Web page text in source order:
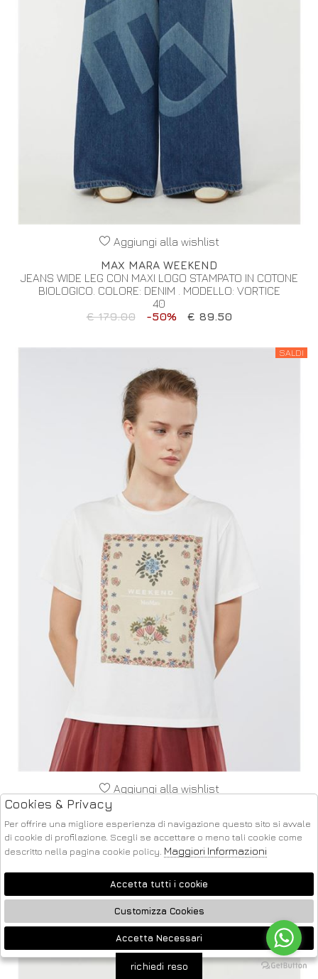
Aggiungi alla wishlist
MAX MARA WEEKEND
JEANS WIDE LEG CON MAXI LOGO STAMPATO IN COTONE
BIOLOGICO. COLORE: DENIM . MODELLO: VORTICE
40
€ 179.00
-50% € 89.50
SALDI
Aggiungi alla wishlist
MAX MARA WEEKEND
T-SHIRT REGULAR IN COTONE CON STAMPA
PERSONALIZZATA. COLORE: BIANCO. MODELLO: PANTERA
L
SALDI
🍪
richiedi reso
Cookies & Privacy
Per offrire una migliore esperienza di navigazione questo sito si avvale
di cookie di profilazione. Scegli se accettare o meno tali cookie come
descritto nella pagina cookie policy. Maggiori Informazioni
Accetta tutti i cookie
Customizza Cookies
Accetta Necessari